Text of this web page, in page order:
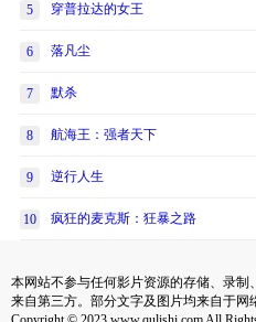
5 穿普拉达的女王
6 落凡尘
7 默杀
8 航海王：强者天下
9 逆行人生
10 疯狂的麦克斯：狂暴之路
本网站不参与任何影片资源的存储、录
来自第三方。部分文字及图片均来自于网